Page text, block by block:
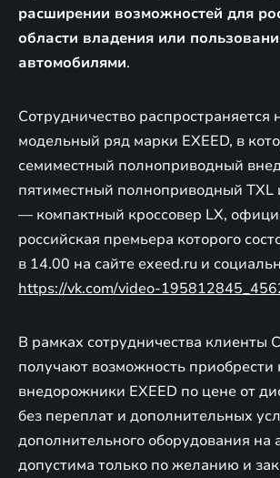
расширении возможностей для
области владения или
автомобилями.
Сотрудничество распространяется
модельный ряд марки EXEED, в
семиместный полноприводный
пятиместный полноприводный TXL
— компактный кроссовер LX,
российская премьера которого
в 14.00 на сайте exeed.ru и
https://vk.com/video-
В рамках сотрудничества клиенты
получают возможность приобрести
внедорожники EXEED по цене от
без переплат и дополнительных
дополнительного оборудования на
допустима только по желанию и